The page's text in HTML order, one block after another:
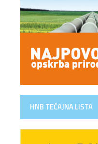
HNB TEČAJNA LISTA